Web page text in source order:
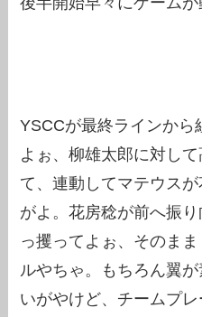
YSCCが最終ラインか
よぉ、柳雄太郎に対し
て、連動してマテウス
がよ。花房稔が前へ振
っ攫ってよぉ、そのま
ルやちゃ。もちろん翼
いがやけど、チームプ